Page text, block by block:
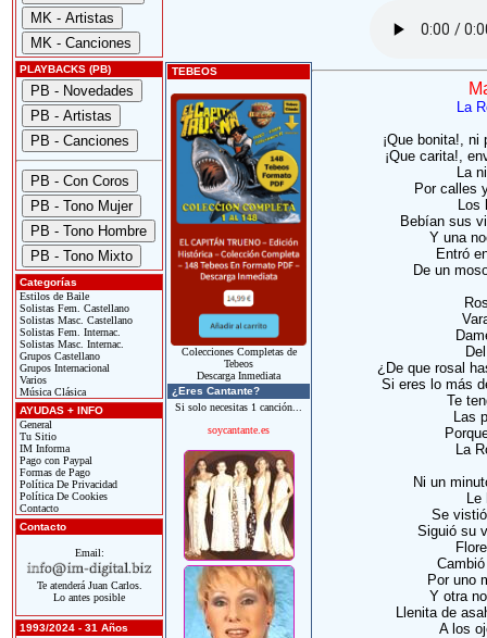
PLAYBACKS (PB)
Categorías
Estilos de Baile
Solistas Fem. Castellano
Solistas Masc. Castellano
Solistas Fem. Internac.
Solistas Masc. Internac.
Grupos Castellano
Grupos Internacional
Varios
Música Clásica
AYUDAS + INFO
General
Tu Sitio
IM Informa
Pago con Paypal
Formas de Pago
Política De Privacidad
Política De Cookies
Contacto
Contacto
Email:
Te atenderá Juan Carlos.
Lo antes posible
1993/2024 - 31 Años
TEBEOS
Colecciones Completas de
Tebeos
Descarga Inmediata
¿Eres Cantante?
Si solo necesitas 1 canción...
soycantante.es
La
¡Que bonita!,
¡Que carita!,
La
Por calles
Los
Bebían sus
Y una
Entró
De un
¿De que rosal
Si eres lo más
Te
Las
La
Ni un
Le
Se
Siguió su
Por uno
Y otra
Llenita de
A los